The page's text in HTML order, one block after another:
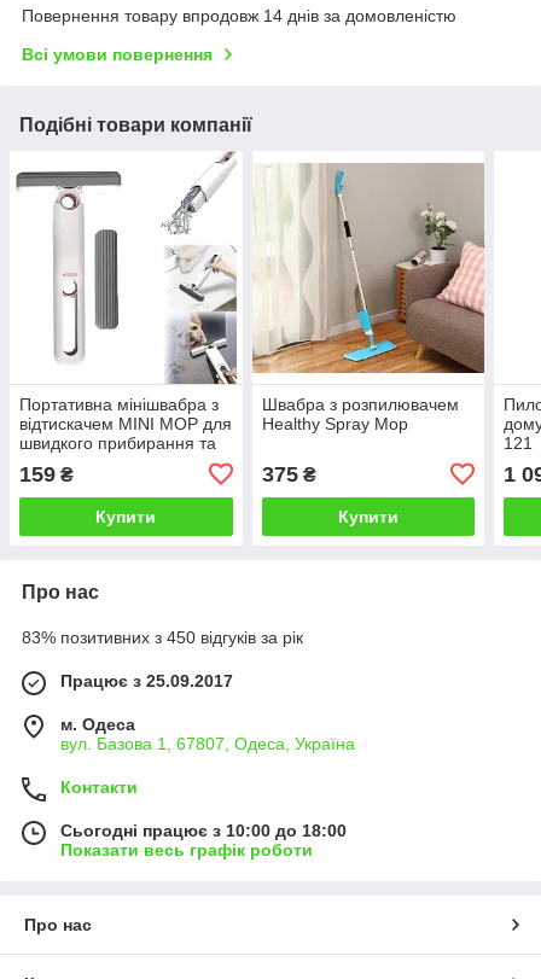
Повернення товару впродовж 14 днів за домовленістю
Всі умови повернення
Подібні товари компанії
Портативна мінішвабра з
відтискачем MINI MOP для
швидкого прибирання та
159 ₴
Купити
Швабра з розпилювачем
Healthy Spray Mop
375₴
Купити
121
1
Про нас
83% позитивних з 450 відгуків за рік
Працює з 25.09.2017
м. Одеса
вул. Базова 1, 67807, Одеса, Україна
Контакти
Сьогодні працює з 10:00 до 18:00
Показати весь графік роботи
Про нас